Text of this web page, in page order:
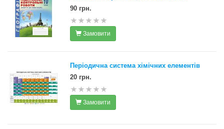
90 грн.
Замовити
Періодична система хімічних елементів
20 грн.
Замовити